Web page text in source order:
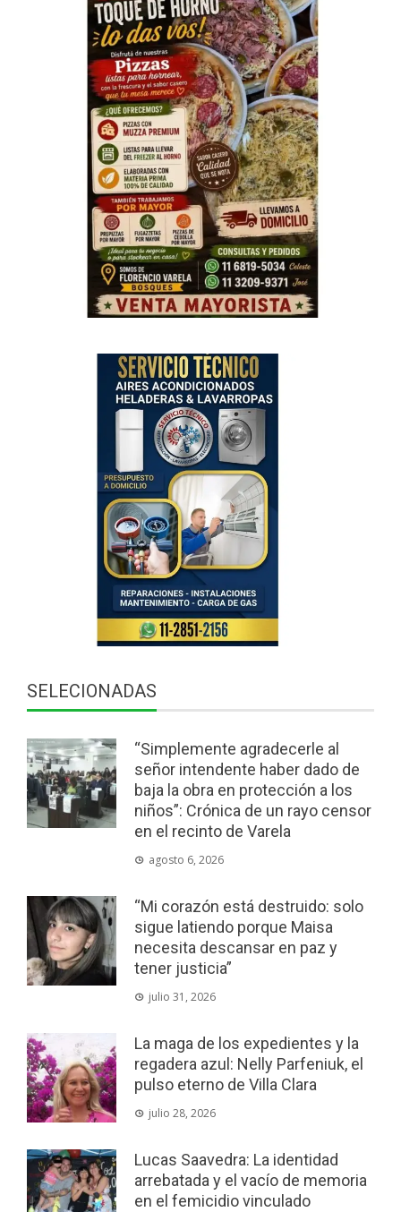
SELECIONADAS
“Simplemente agradecerle al
señor intendente haber dado de
baja la obra en protección a los
niños”: Crónica de un rayo censor
en el recinto de Varela
agosto 6, 2026
“Mi corazón está destruido: solo
sigue latiendo porque Maisa
necesita descansar en paz y
tener justicia”
julio 31, 2026
La maga de los expedientes y la
regadera azul: Nelly Parfeniuk, el
pulso eterno de Villa Clara
julio 28, 2026
Lucas Saavedra: La identidad
arrebatada y el vacío de memoria
en el femicidio vinculado